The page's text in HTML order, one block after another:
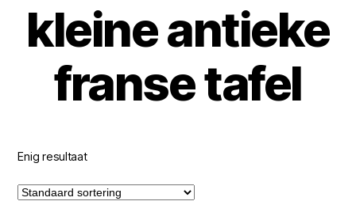
kleine antieke
franse tafel
Enig resultaat